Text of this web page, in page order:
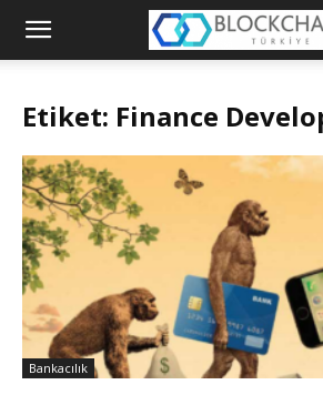
Blockchain
Etiket: Finance
Bankacılık